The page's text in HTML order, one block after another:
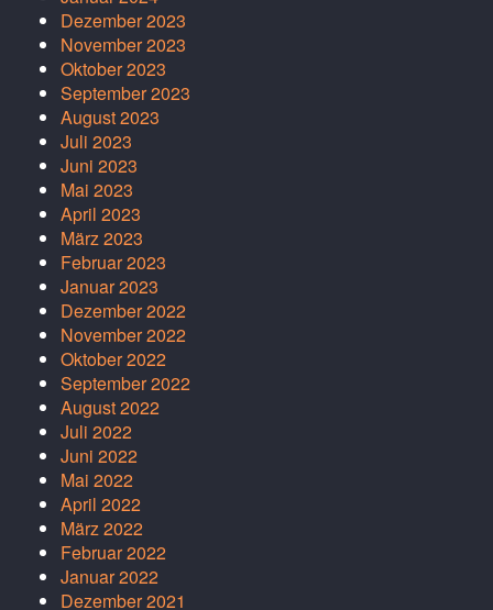
Dezember 2023
November 2023
Oktober 2023
September 2023
August 2023
Juli 2023
Juni 2023
Mai 2023
April 2023
März 2023
Februar 2023
Januar 2023
Dezember 2022
November 2022
Oktober 2022
September 2022
August 2022
Juli 2022
Juni 2022
Mai 2022
April 2022
März 2022
Februar 2022
Januar 2022
Dezember 2021